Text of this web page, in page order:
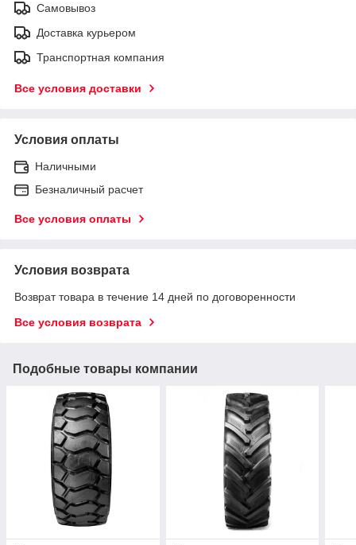
Самовывоз
Доставка курьером
Транспортная компания
Все условия доставки
Условия оплаты
Наличными
Безналичный расчет
Все условия оплаты
Условия возврата
Возврат товара в течение 14 дней по договоренности
Все условия возврата
Подобные товары компании